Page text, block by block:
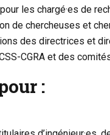
les chargé·es de
de chercheuses et
des directrices et
CGRA et des
: